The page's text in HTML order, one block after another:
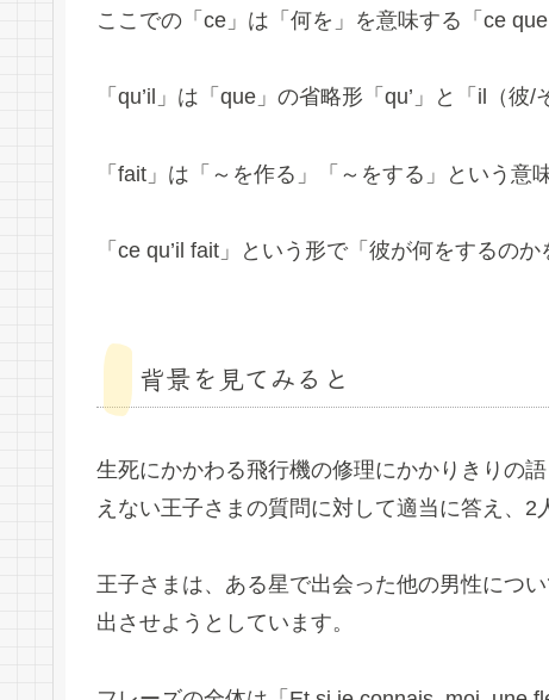
ここでの「ce」は「何を」を意味する「ce
「qu’il」は「que」の省略形「qu’」と「il（彼
「fait」は「～を作る」「～をする」という意
「ce qu’il fait」という形で「彼が何をするの
背景を見てみると
生死にかかわる飛行機の修理にかかりきりの
えない王子さまの質問に対して適当に答え、2
王子さまは、ある星で出会った他の男性につ
出させようとしています。